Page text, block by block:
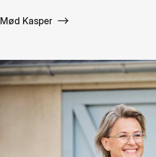
Mød Kasper